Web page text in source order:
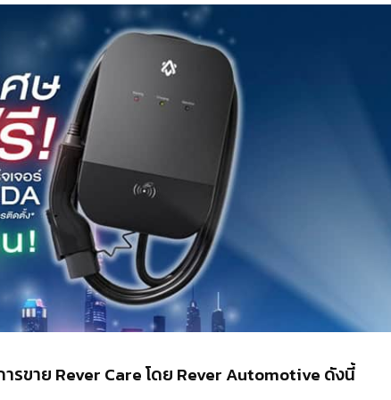
รขาย Rever Care โดย Rever Automotive ดังนี้